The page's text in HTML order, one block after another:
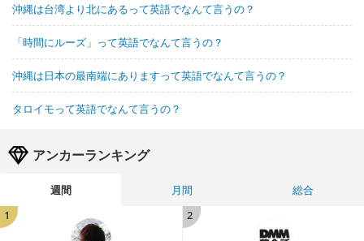
沖縄は台湾より北にあるって英語でなんて言うの？
「時間にルーズ」って英語でなんて言うの？
沖縄は日本の最南端にありますって英語でなんて言うの？
タロイモって英語でなんて言うの？
アンカーランキング
週間 月間
総合
1
2